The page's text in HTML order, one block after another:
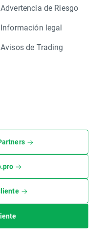
Advertencia de Riesgo
Información legal
Avisos de Trading